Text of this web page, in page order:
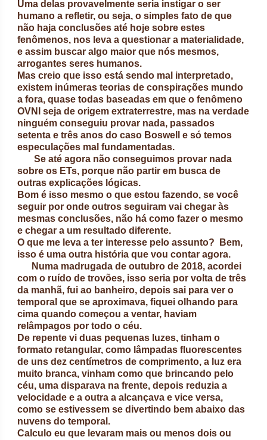
Uma delas provavelmente seria instigar o ser
humano a refletir, ou seja, o simples fato de que
não haja conclusões até hoje sobre estes
fenômenos, nos leva a questionar a materialidade,
e assim buscar algo maior que nós mesmos,
arrogantes seres humanos.
Mas creio que isso está sendo mal interpretado,
existem inúmeras teorias de conspirações mundo
a fora, quase todas baseadas em que o fenômeno
OVNI seja de origem extraterrestre, mas na verdade
ninguém conseguiu provar nada, passados
setenta e três anos do caso Boswell e só temos
especulações mal fundamentadas.
Se até agora não conseguimos provar nada
sobre os ETs, porque não partir em busca de
outras explicações lógicas.
Bom é isso mesmo o que estou fazendo, se você
seguir por onde outros seguiram vai chegar às
mesmas conclusões, não há como fazer o mesmo
e chegar a um resultado diferente.
O que me leva a ter interesse pelo assunto? Bem,
isso é uma outra história que vou contar agora.
Numa madrugada de outubro de 2018, acordei
com o ruído de trovões, isso seria por volta de três
da manhã, fui ao banheiro, depois sai para ver o
temporal que se aproximava, fiquei olhando para
cima quando começou a ventar, haviam
relâmpagos por todo o céu.
De repente vi duas pequenas luzes, tinham o
formato retangular, como lâmpadas fluorescentes
de uns dez centímetros de comprimento, a luz era
muito branca, vinham como que brincando pelo
céu, uma disparava na frente, depois reduzia a
velocidade e a outra a alcançava e vice versa,
como se estivessem se divertindo bem abaixo das
nuvens do temporal.
Calculo eu que levaram mais ou menos dois ou